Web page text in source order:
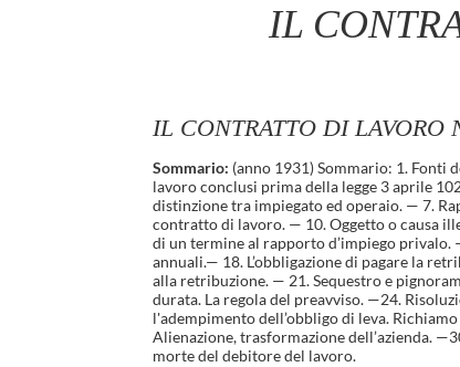
IL
IL CONTRATTO DI LAVORO
Sommario: (anno 1931) Sommario: 1.
lavoro conclusi prima della legge 3 aprile
distinzione tra impiegato ed operaio. — 7.
contratto di lavoro. — 10. Oggetto o causa
di un termine al rapporto d’impiego
annuali.— 18. L’obbligazione di pagare la
alla retribuzione. — 21. Sequestro e
durata. La regola del preavviso. —24.
l'adempimento dell’obbligo di leva.
Alienazione, trasformazione dell’azienda.
morte del debitore del lavoro.